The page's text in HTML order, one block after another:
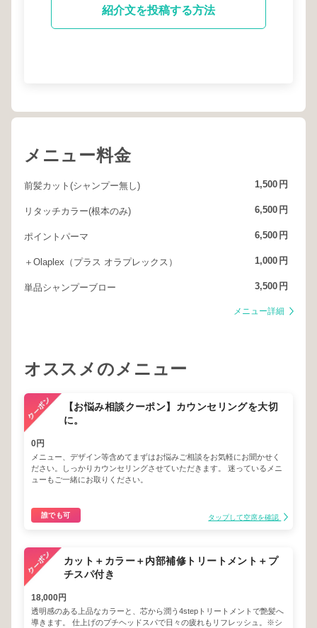
紹介文を投稿する方法
メニュー料金
前髪カット(シャンプー無し) 1,500 円
リタッチカラー(根本のみ) 6,500 円
ポイントパーマ 6,500 円
＋Olaplex（プラス オラプレックス） 1,000 円
単品シャンプーブロー 3,500 円
メニュー詳細
オススメのメニュー
【お悩み相談クーポン】カウンセリングを大切
に。
0円
メニュー、デザイン等含めてまずはお悩みご相談をお気軽にお聞かせく
ださい。しっかりカウンセリングさせていただきます。 迷っているメニ
ューもご一緒にお取りください。
誰でも可 タップして空席を確認
カット＋カラー＋内部補修トリートメント＋プ
チスパ付き
18,000円
透明感のある上品なカラーと、芯から潤う4stepトリートメントで艶髪へ
導きます。 仕上げのプチヘッドスパで日々の疲れもリフレッシュ。※シ